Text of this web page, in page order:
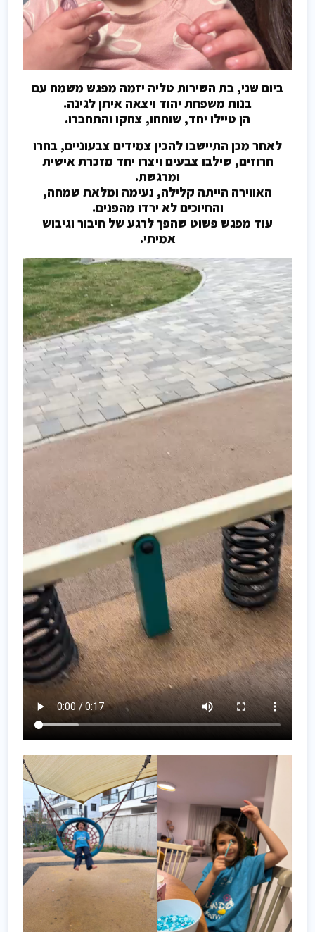
ביום שני, בת השירות טליה יזמה מפגש משמח עם
בנות משפחת יהוד ויצאה איתן לגינה.
הן טיילו יחד, שוחחו, צחקו והתחברו.
לאחר מכן התיישבו להכין צמידים צבעוניים, בחרו
חרוזים, שילבו צבעים ויצרו יחד מזכרת אישית
ומרגשת.
האווירה הייתה קלילה, נעימה ומלאת שמחה,
והחיוכים לא ירדו מהפנים.
עוד מפגש פשוט שהפך לרגע של חיבור וגיבוש
אמיתי.